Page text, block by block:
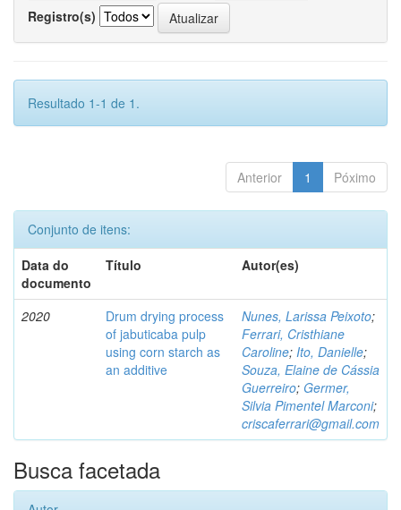
Registro(s)
Resultado 1-1 de 1.
Anterior 1 Póximo
Conjunto de itens:
Data do
documento
Título Autor(es)
2020
Drum drying process
of jabuticaba pulp
using corn starch as
an additive
Nunes, Larissa Peixoto;
Ferrari, Cristhiane
Caroline; Ito, Danielle;
Souza, Elaine de Cássia
Guerreiro; Germer,
Silvia Pimentel Marconi;
criscaferrari@gmail.com
Busca facetada